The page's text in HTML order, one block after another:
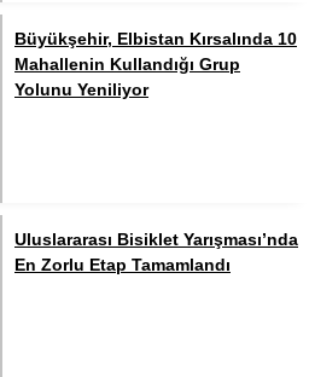
Büyükşehir, Elbistan Kırsalında 10
Mahallenin Kullandığı Grup
Yolunu Yeniliyor
Uluslararası Bisiklet Yarışması’nda
En Zorlu Etap Tamamlandı